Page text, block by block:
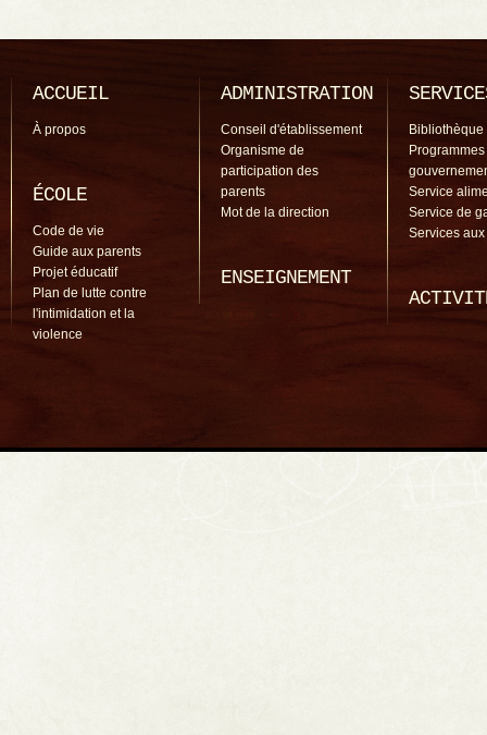
ACCUEIL
À propos
ÉCOLE
Code de vie
Guide aux parents
Projet éducatif
Plan de lutte contre
l'intimidation et la
violence
ADMINISTRATION
Conseil d'établissement
Organisme de
participation des
parents
Mot de la direction
ENSEIGNEMENT
Bibliothèque
Programmes
Service
Service de
Services